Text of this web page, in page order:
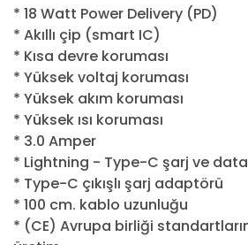
* 18 Watt Power Delivery (PD)
* Akıllı çip (smart IC)
* Kısa devre koruması
* Yüksek voltaj koruması
* Yüksek akım koruması
* Yüksek ısı koruması
* 3.0 Amper
* Lightning - Type-C şarj ve
* Type-C çıkışlı şarj adaptörü
* 100 cm. kablo uzunluğu
* (CE) Avrupa birliği